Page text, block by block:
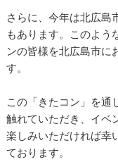
さらに、今年は北広島
もあります。このよう
ンの皆様を北広島市に
す。
この「きたコン」を通
触れていただき、イベ
楽しみいただければ幸
ております。